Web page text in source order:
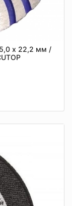
х 22,2 мм /